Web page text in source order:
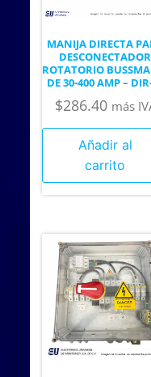
MANIJA DIRECTA
DESCONECTADOR
ROTATORIO
DE 30-400 AMP –
$286.40 más
Añadir al
carrito